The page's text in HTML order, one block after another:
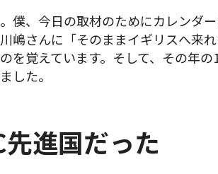
僕、今日の取材のためにカレンダ
嶋さんに「そのままイギリスへ来
を覚えています。そして、その年
した。
進国だった